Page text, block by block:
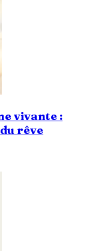
vivante :
rêve